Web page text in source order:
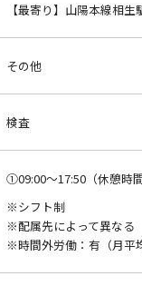
【最寄り】山陽本線相
その他
検査
①09:00～17:50（休憩時
※シフト制
※配属先によって異なる
※時間外労働：有（月平